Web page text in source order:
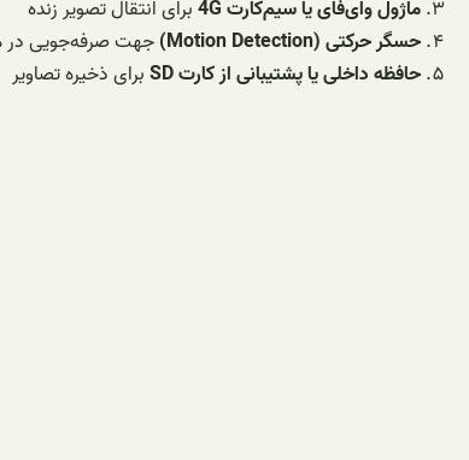
ماژول وای‌فای یا سیم‌کارت 4G
برای انتقال تصویر زنده
حسگر حرکتی (Motion Detection)
جهت صرفه‌جویی در
حافظه داخلی یا پشتیبانی از کارت SD
برای ذخیره تصاویر